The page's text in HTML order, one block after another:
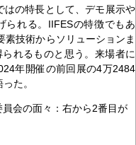
はの特長として、デモ展示や
られる。IIFESの特徴でもあ
素技術からソリューションま
れるものと思う。来場者に
年開催の前回展の4万2484
た。
会の面々：右から2番目が